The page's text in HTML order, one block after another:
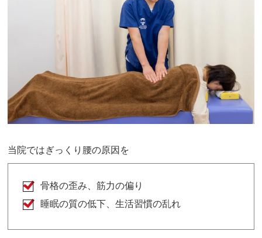
当院ではぎっくり腰の原因を
骨格の歪み、筋力の偏り
睡眠の質の低下、生活習慣の乱れ